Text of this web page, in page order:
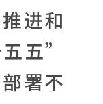
进和
五”
署不